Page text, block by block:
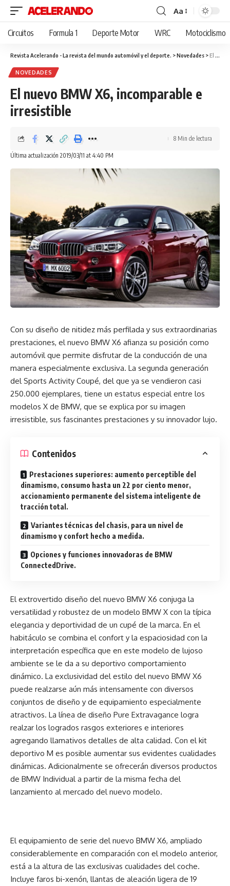
Cambiar
tamaño
fuente
Aa
Circuitos Formula 1 Deporte Motor WRC Motociclismo
Revista Acelerando - La revista del mundo automóvil y el deporte. >Novedades >El nuevo BMW X6, incomparable e irresistible
NOVEDADES
El nuevo BMW X6, incomparable e
irresistible
Última actualización 2019/03/11 at 4:40 PM
8 Min de lectura
Con su diseño de nitidez más perfilada y sus extraordinarias
prestaciones, el nuevo BMW X6 afianza su posición como
automóvil que permite disfrutar de la conducción de una
manera especialmente exclusiva. La segunda generación
del Sports Activity Coupé, del que ya se vendieron casi
250.000 ejemplares, tiene un estatus especial entre los
modelos X de BMW, que se explica por su imagen
irresistible, sus fascinantes prestaciones y su innovador lujo.
Contenidos
Prestaciones superiores: aumento perceptible del
dinamismo, consumo hasta un 22 por ciento menor,
accionamiento permanente del sistema inteligente de
tracción total.
Variantes técnicas del chasis, para un nivel de
dinamismo y confort hecho a medida.
Opciones y funciones innovadoras de BMW
ConnectedDrive.
El extrovertido diseño del nuevo BMW X6 conjuga la
versatilidad y robustez de un modelo BMW X con la típica
elegancia y deportividad de un cupé de la marca. En el
habitáculo se combina el confort y la espaciosidad con la
interpretación específica que en este modelo de lujoso
ambiente se le da a su deportivo comportamiento
dinámico. La exclusividad del estilo del nuevo BMW X6
puede realzarse aún más intensamente con diversos
conjuntos de diseño y de equipamiento especialmente
atractivos. La línea de diseño Pure Extravagance logra
realzar los logrados rasgos exteriores e interiores
agregando llamativos detalles de alta calidad. Con el kit
deportivo M es posible aumentar sus evidentes cualidades
dinámicas. Adicionalmente se ofrecerán diversos productos
de BMW Individual a partir de la misma fecha del
lanzamiento al mercado del nuevo modelo.
El equipamiento de serie del nuevo BMW X6, ampliado
considerablemente en comparación con el modelo anterior,
está a la altura de las exclusivas cualidades del coche.
Incluye faros bi-xenón, llantas de aleación ligera de 19